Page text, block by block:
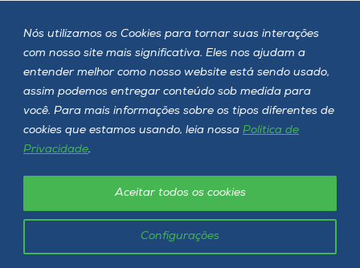
Nós utilizamos os Cookies para tornar suas interações
com nosso site mais significativa. Eles nos ajudam a
entender melhor como nosso website está sendo usado,
assim podemos entregar conteúdo sob medida para
você. Para mais informações sobre os tipos diferentes de
cookies que estamos usando, leia nossa Política de
Privacidade.
Configurações
Aceitar todos os cookies
Siga a Unoesc
Unoesc © 2026 - Todos os direitos reservados
Política de privacidade LGPD